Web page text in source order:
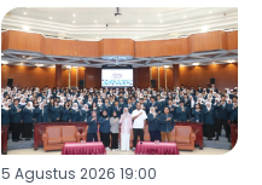
5 Agustus 2026 19:00